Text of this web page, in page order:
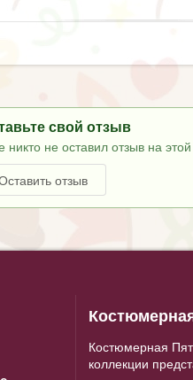
свой отзыв
никто не оставил отзыв на
отзыв
Костюмерная
коллекции